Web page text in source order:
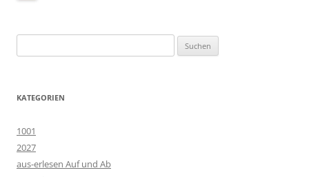
nach:
KATEGORIEN
1001
2027
aus-erlesen Auf und Ab